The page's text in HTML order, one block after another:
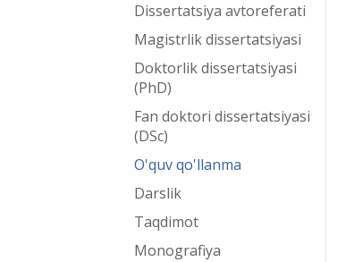
Dissertatsiya avtoreferati
Magistrlik dissertatsiyasi
Doktorlik dissertatsiyasi
(PhD)
Fan doktori dissertatsiyasi
(DSc)
O'quv qo'llanma
Darslik
Taqdimot
Monografiya